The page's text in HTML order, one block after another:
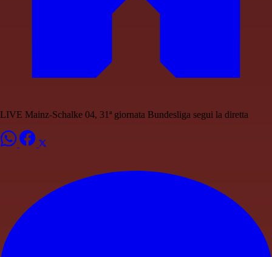
LIVE Mainz-Schalke 04, 31ª giornata Bundesliga segui la diretta